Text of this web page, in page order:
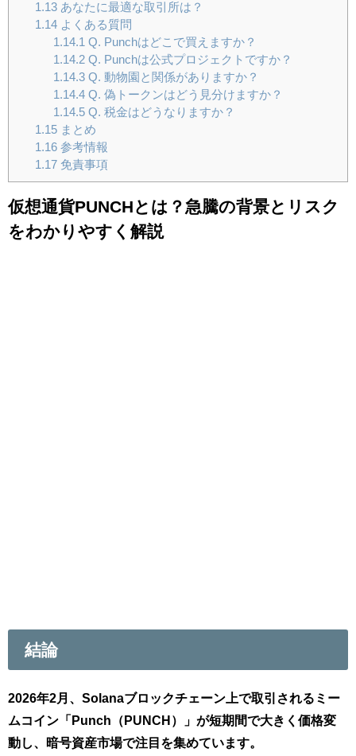
1.13あなたに最適な取引所は？
1.14よくある質問
1.14.1 Q. Punchはどこで買えますか？
1.14.2Q. Punchは公式プロジェクトですか？
1.14.3Q. 動物園と関係がありますか？
1.14.4Q. 偽トークンはどう見分けますか？
1.14.5Q. 税金はどうなりますか？
1.15まとめ
1.16参考情報
1.17免責事項
仮想通貨PUNCHとは？急騰の背景とリスク
をわかりやすく解説
結論
2026年2月、Solanaブロックチェーン上で取引されるミー
ムコイン「Punch（PUNCH）」が短期間で大きく価格変
動し、暗号資産市場で注目を集めています。